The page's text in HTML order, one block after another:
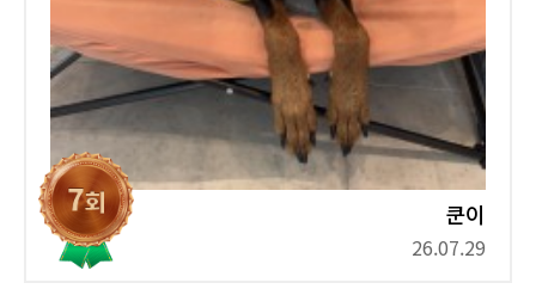
쿤이
26.07.29